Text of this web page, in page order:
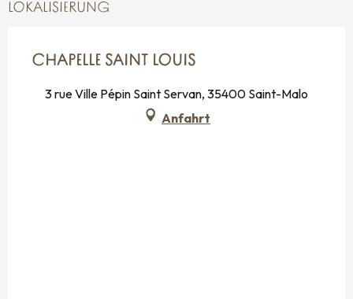
LOKALISIERUNG
CHAPELLE SAINT LOUIS
3 rue Ville Pépin Saint Servan, 35400 Saint-Malo
Anfahrt